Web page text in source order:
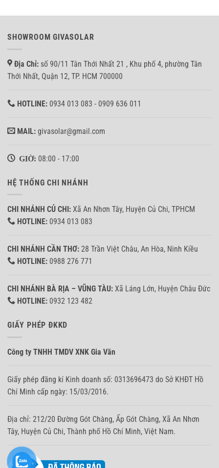
SHOWROOM GIVASOLAR
Địa Chỉ: số 90/11 Tân Thới Nhất 21 , Khu phố 4, phường Tân
Thới Nhất, Quận 12, TP. HCM 700000
HOTLINE: 0934 013 083 - 0909 636 011
MAIL: givasolar@gmail.com
GIỜ: 08:00 - 17:00
HỆ THỐNG CHI NHÁNH
CHI NHÁNH CỦ CHI: Xã An Nhơn Tây, Huyện Củ Chi, TPHCM
HOTLINE: 0934 013 083
CHI NHÁNH CẦN THƠ: 28 Trần Việt Châu, An Hòa, Ninh Kiều
HOTLINE: 0988 276 771
CHI NHÁNH BÀ RỊA – VŨNG TÀU: Xã Láng Lớn, Huyện Châu Đức
HOTLINE: 0932 123 482
GIẤY PHÉP ĐKKD
Công ty TNHH TMDV XNK Gia Văn
Giấy phép đăng kí Kinh doanh số: 0313696473 do Sở KHĐT Hồ
Chí Minh cấp ngày: 15/03/2016.
Địa chỉ: 212/20 Đường Gót Chàng, Ấp Gót Chàng, Xã An Nhơn
Tây, Huyện Củ Chi, Thành phố Hồ Chí Minh, Việt Nam.